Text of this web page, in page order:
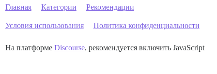
Главная Категории Рекомендации
Условия использования Политика конфиденциальности
На платформе Discourse, рекомендуется включить JavaScript